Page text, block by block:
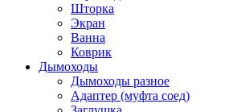
Шторка
Экран
Ванна
Коврик
Дымоходы
Дымоходы разное
Адаптер (муфта соед)